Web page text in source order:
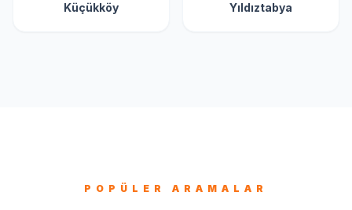
Küçükköy Yıldıztabya
POPÜLER ARAMALAR